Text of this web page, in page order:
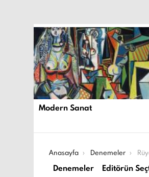
EN
YENI
İÇERIKLER
Modern Sanat
Şu an buradasın:
Anasayfa Denemeler
Denemeler Editörün